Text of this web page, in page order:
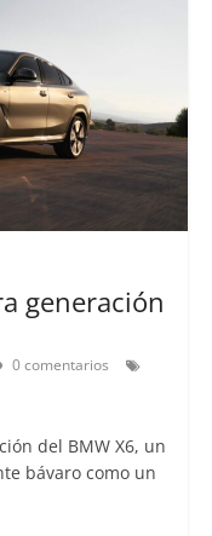
generación
0 comentarios
del BMW X6, un
bávaro como un